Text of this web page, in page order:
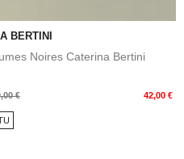
BERTINI
Noires Caterina Bertini
€ 42,00 €